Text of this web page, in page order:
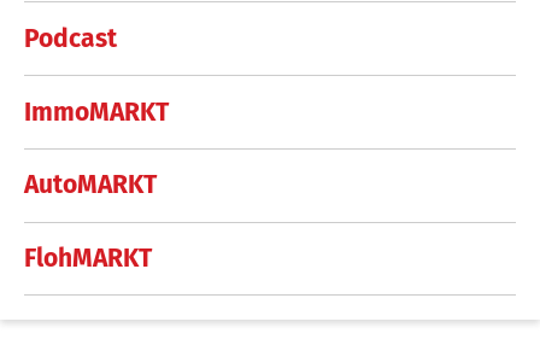
Podcast
ImmoMARKT
AutoMARKT
FlohMARKT